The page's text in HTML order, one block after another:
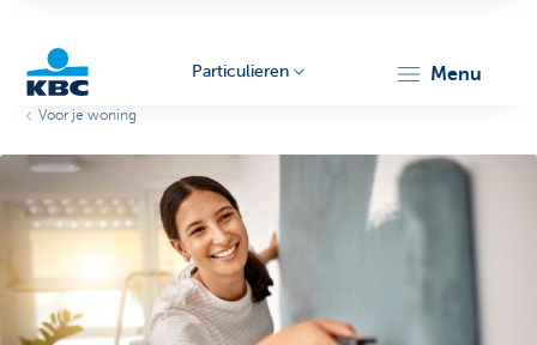
Particulieren
Particulieren menu
Voor je woning